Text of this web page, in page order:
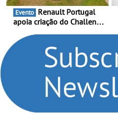
Evento
apoia criação do Challenge
compromisso com o
automobilismo nacional
continua em 2026